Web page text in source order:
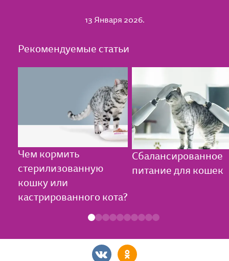
13 Января 2026.
Рекомендуемые статьи
Чем кормить
стерилизованную
кошку или
кастрированного кота?
Сбалансированное
питание для кошек